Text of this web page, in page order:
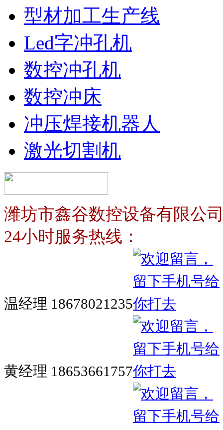
型材加工生产线
Led字冲孔机
数控冲孔机
数控冲床
冲压焊接机器人
激光切割机
潍坊市鑫谷数控设备有限公
24小时服务热线：
温经理 18678021235
黄经理 18653661757